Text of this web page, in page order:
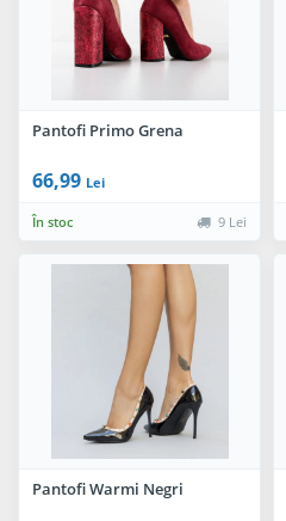
Pantofi Primo Grena
66,99 Lei
În stoc 9 Lei
Pantofi Warmi Negri